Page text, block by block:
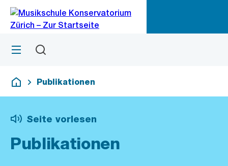
Navigation
Sprunglink
Menü
Deutsch
Publikationen
Seite vorlesen
Publikationen